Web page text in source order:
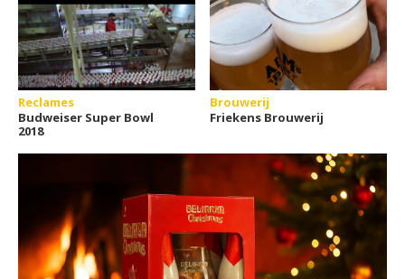
Reclames
Budweiser Super Bowl
2018
Brouwerij
Friekens Brouwerij